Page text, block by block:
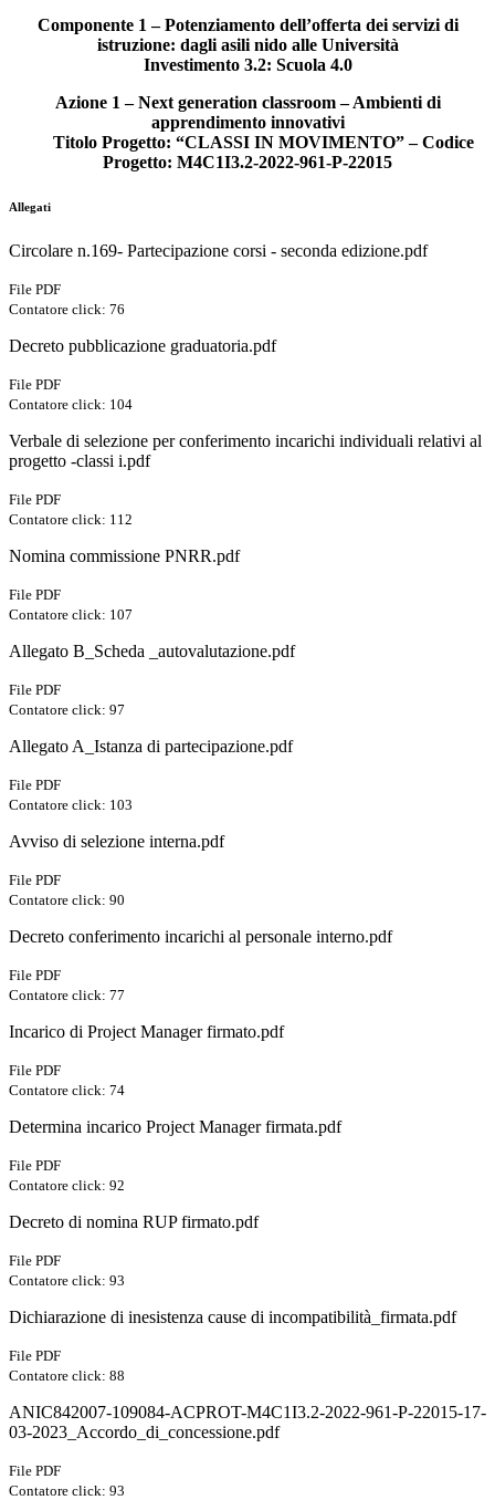
Componente 1 – Potenziamento dell’offerta dei servizi di
istruzione: dagli asili nido alle Università
Investimento 3.2: Scuola 4.0
Azione 1 – Next generation classroom – Ambienti di
apprendimento innovativi
Titolo Progetto: “CLASSI IN MOVIMENTO” – Codice
Progetto: M4C1I3.2-2022-961-P-22015
Allegati
Circolare n.169- Partecipazione corsi - seconda edizione.pdf
File PDF
Contatore click: 76
Decreto pubblicazione graduatoria.pdf
File PDF
Contatore click: 104
Verbale di selezione per conferimento incarichi individuali relativi al
progetto -classi i.pdf
File PDF
Contatore click: 112
Nomina commissione PNRR.pdf
File PDF
Contatore click: 107
Allegato B_Scheda _autovalutazione.pdf
File PDF
Contatore click: 97
Allegato A_Istanza di partecipazione.pdf
File PDF
Contatore click: 103
Avviso di selezione interna.pdf
File PDF
Contatore click: 90
Decreto conferimento incarichi al personale interno.pdf
File PDF
Contatore click: 77
Incarico di Project Manager firmato.pdf
File PDF
Contatore click: 74
Determina incarico Project Manager firmata.pdf
File PDF
Contatore click: 92
Decreto di nomina RUP firmato.pdf
File PDF
Contatore click: 93
Dichiarazione di inesistenza cause di incompatibilità_firmata.pdf
File PDF
Contatore click: 88
ANIC842007-109084-ACPROT-M4C1I3.2-2022-961-P-22015-17-
03-2023_Accordo_di_concessione.pdf
File PDF
Contatore click: 93